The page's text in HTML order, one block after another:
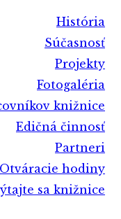
História
Súčasnosť
Projekty
Fotogaléria
knižnice
Edičná činnosť
Partneri
Otváracie hodiny
sa knižnice